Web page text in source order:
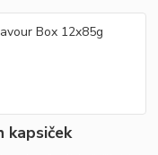
kapsiček